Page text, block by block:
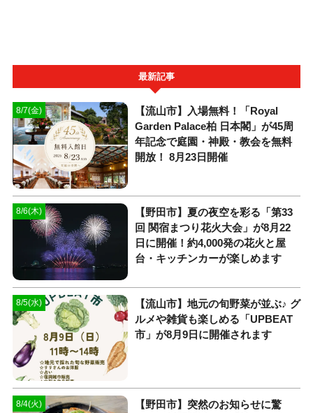
最新記事
8/7(金)
【流山市】入場無料！「Royal
Garden Palace柏 日本閣」が45周
年記念で庭園・神殿・教会を無料
開放！ 8月23日開催
8/6(木)
【野田市】夏の夜空を彩る「第33
回 関宿まつり花火大会」が8月22
日に開催！約4,000発の花火と屋
台・キッチンカーが楽しめます
8/5(水)
【流山市】地元の旬野菜が並ぶ♪ グ
ルメや雑貨も楽しめる「UPBEAT
市」が8月9日に開催されます
8/4(火)
【野田市】突然のお知らせに驚